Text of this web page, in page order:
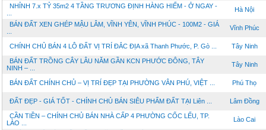
NHỈNH 7.x TỶ 35m2 4 TẦNG TRƯƠNG ĐỊNH HÀNG HIẾM - Ở NGAY -
Hà Nội
BÁN ĐẤT XEN GHÉP MẬU LÂM, VĨNH YÊN, VĨNH PHÚC - 100M2 - GIÁ
Vĩnh Phúc
CHÍNH CHỦ BÁN 4 LÔ ĐẤT VỊ TRÍ ĐẮC ĐỊA xã Thanh Phước, P. Gò ... Tây Ninh
BÁN ĐẤT TRỒNG CÂY LÂU NĂM GẦN KCN PHƯỚC ĐÔNG, TÂY
NINH – ...
Tây Ninh
BÁN ĐẤT CHÍNH CHỦ – VỊ TRÍ ĐẸP TẠI PHƯỜNG VÂN PHÚ, VIỆT ... Phú Thọ
ĐẤT ĐẸP - GIÁ TỐT - CHÍNH CHỦ BÁN SIÊU PHẨM ĐẤT TẠI Liên ... Lâm Đồng
CẦN TIỀN – CHÍNH CHỦ BÁN NHÀ CẤP 4 PHƯỜNG CỐC LẾU, TP.
LÀO ...
Lào Cai